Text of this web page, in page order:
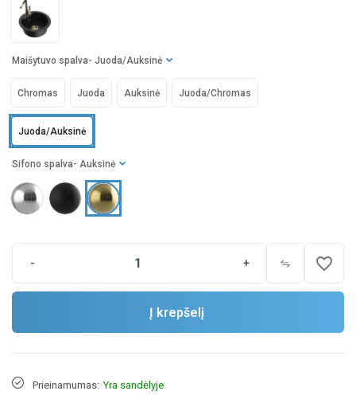
Sifono spalva - Auksinė
Maišytuvo spalva - Juoda/Auksinė
Juoda
Chromas Auksinė Juoda/Chromas
Juoda/Auksinė
- + favorite_border
Į krepšelį
Prieinamumas: Yra sandėlyje